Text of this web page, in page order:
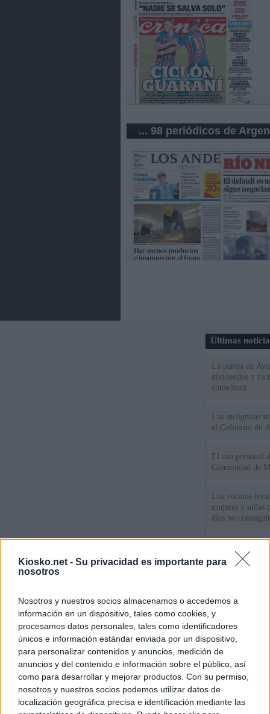
Kiosko.net - Su privacidad es importante para
nosotros
Nosotros y nuestros socios almacenamos o accedemos a
información en un dispositivo, tales como cookies, y
procesamos datos personales, tales como identificadores
únicos e información estándar enviada por un dispositivo,
para personalizar contenidos y anuncios, medición de
anuncios y del contenido e información sobre el público, así
como para desarrollar y mejorar productos. Con su permiso,
nosotros y nuestros socios podemos utilizar datos de
localización geográfica precisa e identificación mediante las
... 98 periódicos de
Últimas
La pareja de
dividendos y
consultora
Las incógnitas
el Gobierno de
El uso personal
Comunidad de
Los vecinos
mujeres y niñas
días no
mientras llama
para Italia con
España tiene
Privacidad y Cookies